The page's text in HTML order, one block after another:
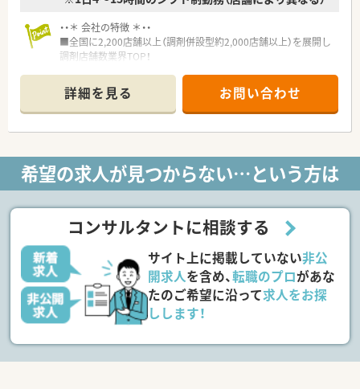
・・＊ 会社の特徴 ＊・・
■全国に2,200店舗以上（調剤併設型約2,000店舗以上）を展開し
調剤店舗数業界TOP！
頑張り次第で高給与も可能！
■経験や勤務コースによりますが、経験の少ない方でも500万前
半スタートと業界TOP水準！
■職種や職域に合わせ、豊富な社内研修や外部組織と連携した研
■薬剤師が中心の会社だからこそ活躍できるキャリアパスが多
種多様に用意されています。
■店舗拡大に伴い、エリアマネジャーや営業部長等のマネジメン
とも可能です。
■その他にも、管理部門や商品部門等の本社スタッフなど活動領
域は多種多様です。
■在宅実施店舗は年々増加しており、在宅医療へもしっかりと関
わる事ができます。
■育児休暇は3歳まで取得が可能で、時短制度は小学5年生まで
時短勤務ができるよう変更予定です。
■日用品から常備薬まで、従業員割引制度など嬉しいメリットも
たくさんあります！
詳細を見る お問い合わせ
希望の求人が見つからない…という方は
コンサルタントに相談する
サイト上に掲載していない非公
開求人を含め、転職のプロがあな
たのご希望に沿って求人をお探
しします！